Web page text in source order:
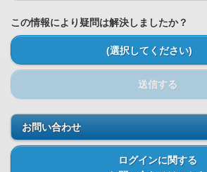
この情報により疑問は解決しましたか？
(選択してください)
送信する
お問い合わせ
ログインに関する